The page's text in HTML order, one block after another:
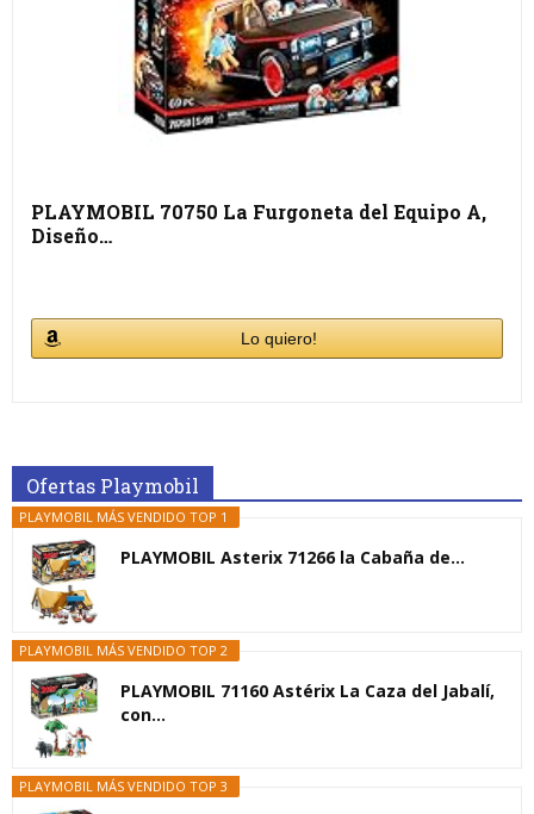
PLAYMOBIL 70750 La Furgoneta del Equipo A,
Diseño…
Lo quiero!
Ofertas Playmobil
PLAYMOBIL MÁS VENDIDO TOP 1
PLAYMOBIL Asterix 71266 la Cabaña de...
PLAYMOBIL MÁS VENDIDO TOP 2
PLAYMOBIL 71160 Astérix La Caza del Jabalí,
con...
PLAYMOBIL MÁS VENDIDO TOP 3